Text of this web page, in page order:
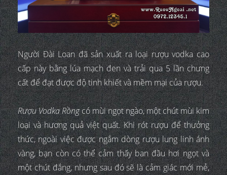
Người Đài Loan đã sản xuất ra loại rượu vodka cao
cấp này bằng lúa mạch đen và trải qua 5 lần chưng
cất để đạt được độ tinh khiết và mềm mại của rượu.
Rượu Vodka Rồngcó mùi ngọt ngào, một chút mùi kim
loại và hương quả việt quất. Khi rót rượu để thưởng
thức, ngoài việc được ngắm dòng rượu lung linh ánh
vàng, bạn còn có thể cảm thấy ban đầu hơi ngọt và
một chút đắng, nhưng sau đó sẽ là cảm giác mới mẻ,